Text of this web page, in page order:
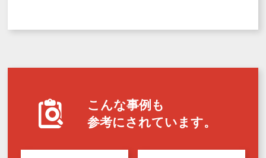
こんな事例も
参考にされています。